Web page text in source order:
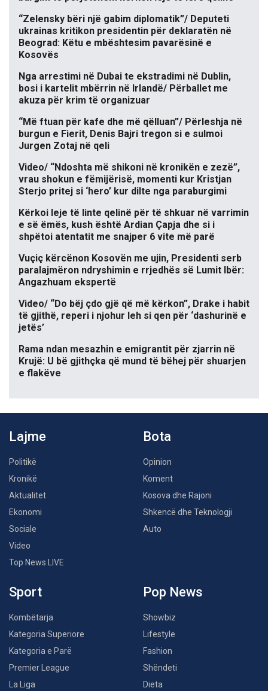
“Zelensky bëri një gabim diplomatik”/ Deputeti
ukrainas kritikon presidentin për deklaratën në
Beograd: Këtu e mbështesim pavarësinë e
Kosovës
Nga arrestimi në Dubai te ekstradimi në Dublin,
bosi i kartelit mbërrin në Irlandë/ Përballet me
akuza për krim të organizuar
“Më ftuan për kafe dhe më qëlluan”/ Përleshja në
burgun e Fierit, Denis Bajri tregon si e sulmoi
Jurgen Zotaj në qeli
Video/ “Ndoshta më shikoni në kronikën e zezë”,
vrau shokun e fëmijërisë, momenti kur Kristjan
Sterjo pritej si ‘hero’ kur dilte nga paraburgimi
Kërkoi leje të linte qelinë për të shkuar në varrimin
e së ëmës, kush është Ardian Çapja dhe si i
shpëtoi atentatit me snajper 6 vite më parë
Vuçiç kërcënon Kosovën me ujin, Presidenti serb
paralajmëron ndryshimin e rrjedhës së Lumit Ibër:
Angazhuam ekspertë
Video/ “Do bëj çdo gjë që më kërkon”, Drake i habit
të gjithë, reperi i njohur leh si qen për ‘dashurinë e
jetës’
Rama ndan mesazhin e emigrantit për zjarrin në
Krujë: U bë gjithçka që mund të bëhej për shuarjen
e flakëve
Lajme
Politikë
Kronikë
Aktualitet
Ekonomi
Sociale
Video
Top News LIVE
Bota
Opinion
Koment
Kosova dhe Rajoni
Shkencë dhe Teknologji
Auto
Sport
Kombëtarja
Kategoria Superiore
Kategoria e Parë
Premier League
La Liga
Pop News
Showbiz
Lifestyle
Fashion
Shëndeti
Dieta